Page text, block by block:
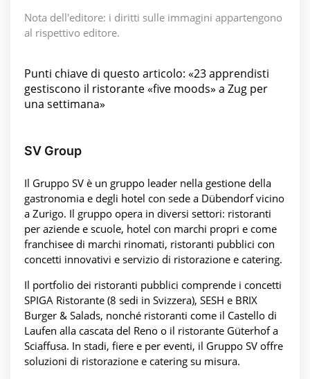
Nota dell'editore: i diritti sulle immagini appartengono
al rispettivo editore.
Punti chiave di questo articolo: «23 apprendisti
gestiscono il ristorante «five moods» a Zug per
una settimana»
SV Group
Il Gruppo SV è un gruppo leader nella gestione della
gastronomia e degli hotel con sede a Dübendorf vicino
a Zurigo. Il gruppo opera in diversi settori: ristoranti
per aziende e scuole, hotel con marchi propri e come
franchisee di marchi rinomati, ristoranti pubblici con
concetti innovativi e servizio di ristorazione e catering.
Il portfolio dei ristoranti pubblici comprende i concetti
SPIGA Ristorante (8 sedi in Svizzera), SESH e BRIX
Burger & Salads, nonché ristoranti come il Castello di
Laufen alla cascata del Reno o il ristorante Güterhof a
Sciaffusa. In stadi, fiere e per eventi, il Gruppo SV offre
soluzioni di ristorazione e catering su misura.